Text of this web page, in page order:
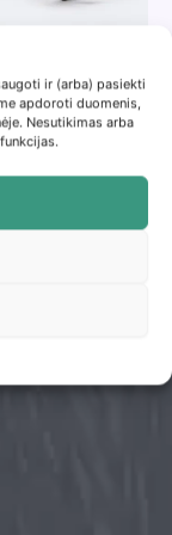
ir (arba) pasiekti
apdoroti duomenis,
Nesutikimas arba
žoliapjovė